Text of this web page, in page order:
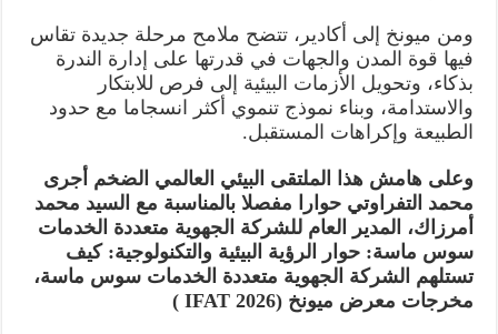
ومن ميونخ إلى أكادير، تتضح ملامح مرحلة جديدة تقاس
فيها قوة المدن والجهات في قدرتها على إدارة الندرة
بذكاء، وتحويل الأزمات البيئية إلى فرص للابتكار
والاستدامة، وبناء نموذج تنموي أكثر انسجاما مع حدود
الطبيعة وإكراهات المستقبل.
وعلى هامش هذا الملتقى البيئي العالمي الضخم أجرى
محمد التفراوتي حوارا مفصلا بالمناسبة مع السيد محمد
أمرزاك، المدير العام للشركة الجهوية متعددة الخدمات
سوس ماسة: حوار الرؤية البيئية والتكنولوجية: كيف
تستلهم الشركة الجهوية متعددة الخدمات سوس ماسة،
مخرجات معرض ميونخ (IFAT 2026 )